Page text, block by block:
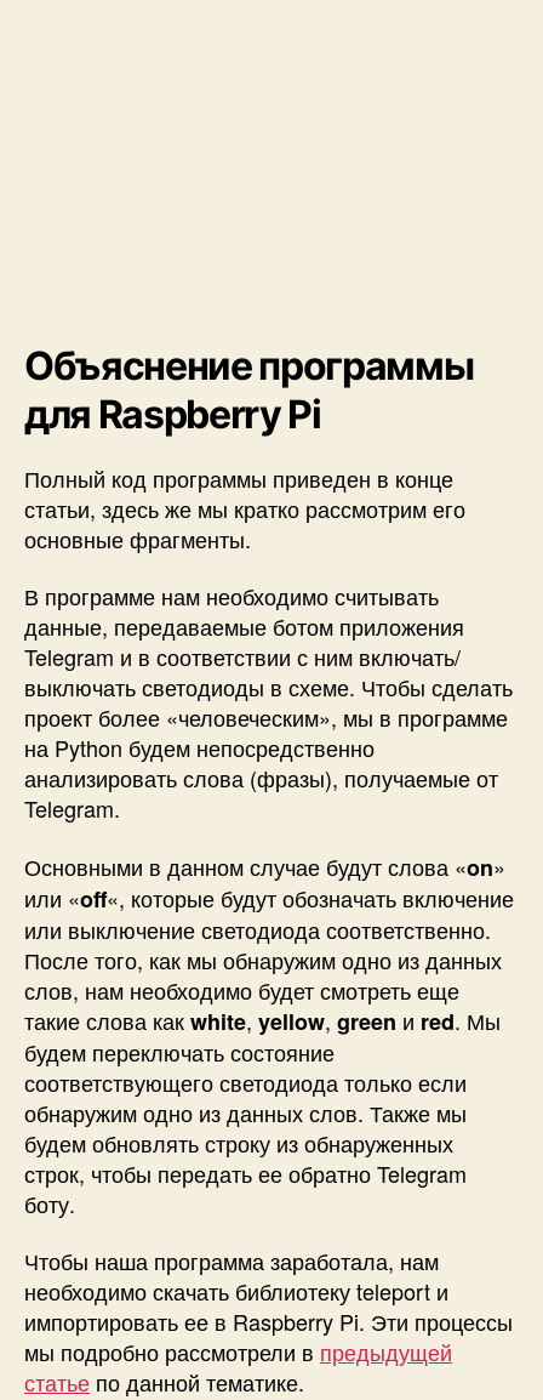
Объяснение программы
для Raspberry Pi
Полный код программы приведен в конце
статьи, здесь же мы кратко рассмотрим его
основные фрагменты.
В программе нам необходимо считывать
данные, передаваемые ботом приложения
Telegram и в соответствии с ним включать/
выключать светодиоды в схеме. Чтобы сделать
проект более «человеческим», мы в программе
на Python будем непосредственно
анализировать слова (фразы), получаемые от
Telegram.
Основными в данном случае будут слова «on»
или «off«, которые будут обозначать включение
или выключение светодиода соответственно.
После того, как мы обнаружим одно из данных
слов, нам необходимо будет смотреть еще
такие слова какwhite, yellow, green и red. Мы
будем переключать состояние
соответствующего светодиода только если
обнаружим одно из данных слов. Также мы
будем обновлять строку из обнаруженных
строк, чтобы передать ее обратно Telegram
боту.
Чтобы наша программа заработала, нам
необходимо скачать библиотеку teleport и
импортировать ее в Raspberry Pi. Эти процессы
мы подробно рассмотрели в предыдущей
статье по данной тематике.